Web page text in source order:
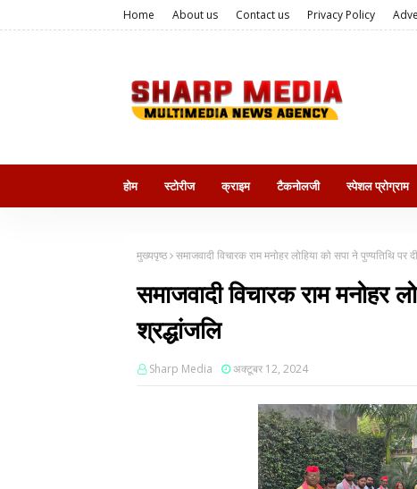
Home About us Contact us Privacy Policy
होम स्टोरीज क्राइम टैकनोलजी स्पेशल प्रोग्राम
मुख्यपृष्ठ समाजवादी विचारक राम मनोहर लोहिया को सपा ने पुण्यतिथि पर
समाजवादी विचारक राम मनोहर
श्रद्धांजलि
Sharp Media अक्टूबर 12, 2024